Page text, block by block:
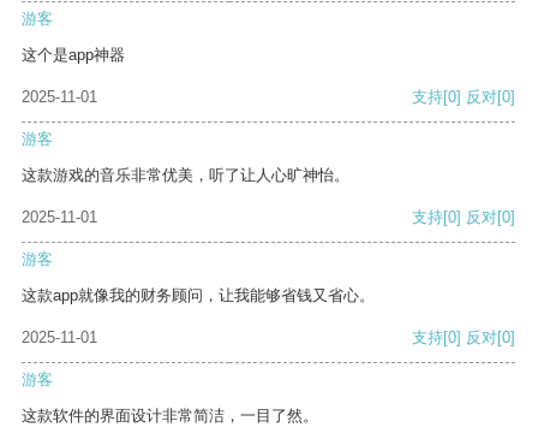
游客
这个是app神器
2025-11-01 支持[0] 反对[0]
游客
这款游戏的音乐非常优美，听了让人心旷神怡。
2025-11-01 支持[0] 反对[0]
游客
这款app就像我的财务顾问，让我能够省钱又省心。
2025-11-01 支持[0] 反对[0]
游客
这款软件的界面设计非常简洁，一目了然。